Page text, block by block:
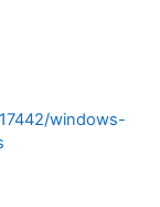
windows-